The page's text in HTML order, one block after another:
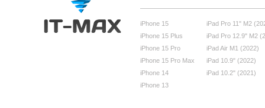
iPhone 15
iPhone 15 Plus
iPhone 15 Pro
iPhone 15 Pro Max
iPhone 14
iPhone 13
iPad Pro 11" M2
iPad Pro 12.9" M2
iPad Air M1 (2022)
iPad 10.9" (2022)
iPad 10.2" (2021)